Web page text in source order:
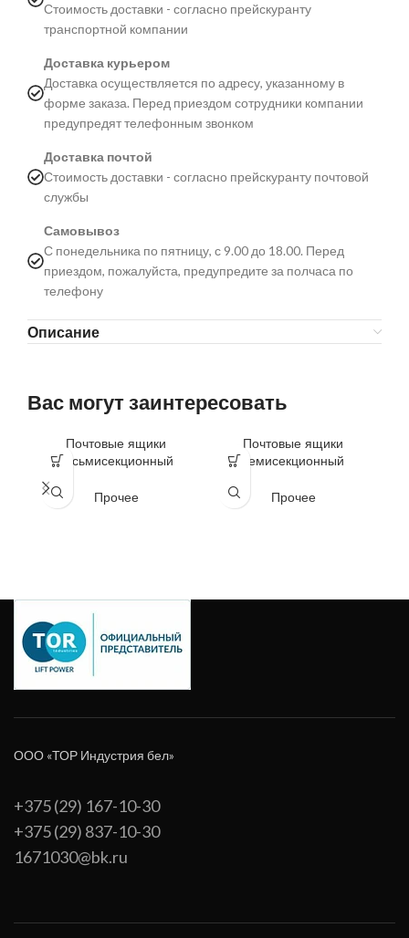
Стоимость доставки - согласно прейскуранту
транспортной компании
Доставка курьером
Доставка осуществляется по адресу, указанному в
форме заказа. Перед приездом сотрудники компании
предупредят телефонным звонком
Доставка почтой
Стоимость доставки - согласно прейскуранту почтовой
службы
Самовывоз
С понедельника по пятницу, с 9.00 до 18.00. Перед
приездом, пожалуйста, предупредите за полчаса по
телефону
Описание
Вас могут заинтересовать
Почтовые ящики
восьмисекционный
Прочее
Почтовые ящики
семисекционный
Прочее
ООО «ТОР Индустрия бел»
+375 (29) 167-10-30
+375 (29) 837-10-30
1671030@bk.ru